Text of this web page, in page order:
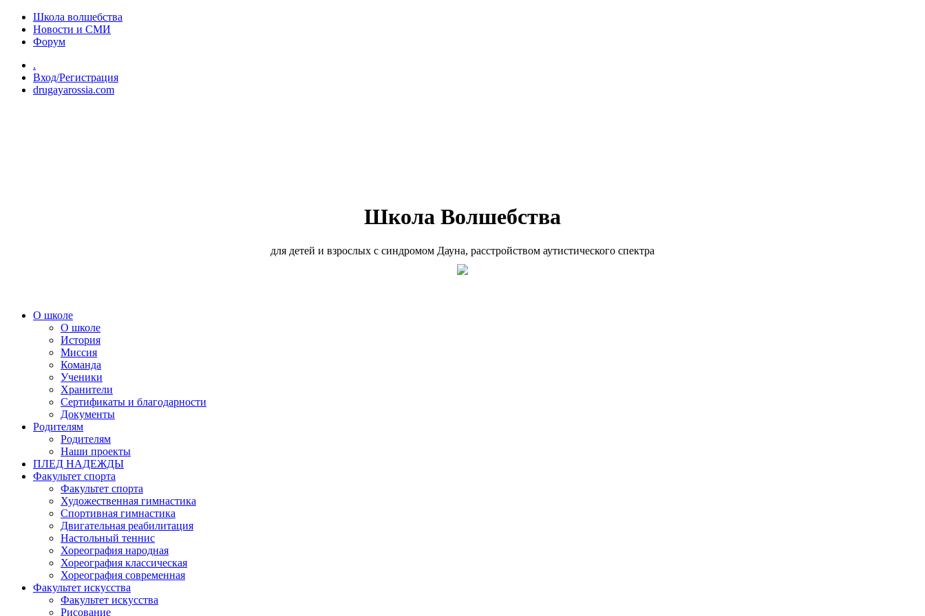
Перейти к основному содержанию
Школа волшебства
Новости и СМИ
Форум
.
Вход/Регистрация
drugayarossia.com
Школа Волшебства
для детей и взрослых с синдромом Дауна, расстройством аутистического спектра
О школе
О школе
История
Миссия
Команда
Ученики
Хранители
Сертификаты и благодарности
Документы
Родителям
Родителям
Наши проекты
ПЛЕД НАДЕЖДЫ
Факультет спорта
Факультет спорта
Художественная гимнастика
Спортивная гимнастика
Двигательная реабилитация
Настольный теннис
Хореография народная
Хореография классическая
Хореография современная
Факультет искусства
Факультет искусства
Рисование